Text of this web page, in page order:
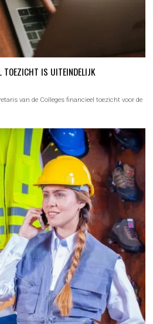
TOEZICHT IS UITEINDELIJK
van de Colleges financieel toezicht voor de